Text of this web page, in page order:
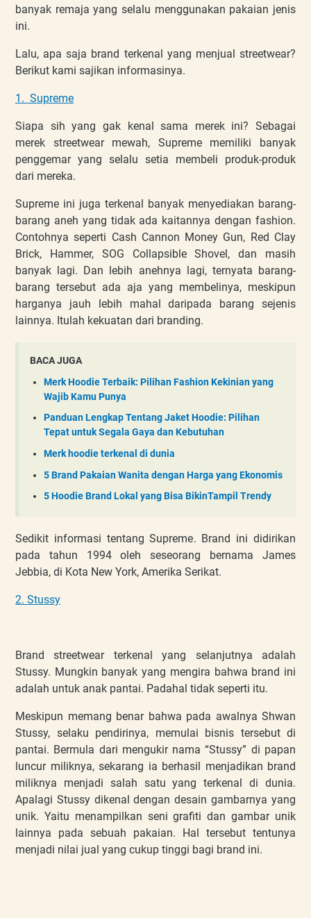
banyak remaja yang selalu menggunakan pakaian jenis
ini.
Lalu, apa saja brand terkenal yang menjual streetwear?
Berikut kami sajikan informasinya.
1. Supreme
Siapa sih yang gak kenal sama merek ini? Sebagai
merek streetwear mewah, Supreme memiliki banyak
penggemar yang selalu setia membeli produk-produk
dari mereka.
Supreme ini juga terkenal banyak menyediakan barang-
barang aneh yang tidak ada kaitannya dengan fashion.
Contohnya seperti Cash Cannon Money Gun, Red Clay
Brick, Hammer, SOG Collapsible Shovel, dan masih
banyak lagi. Dan lebih anehnya lagi, ternyata barang-
barang tersebut ada aja yang membelinya, meskipun
harganya jauh lebih mahal daripada barang sejenis
lainnya. Itulah kekuatan dari branding.
BACA JUGA
Merk Hoodie Terbaik: Pilihan Fashion Kekinian yang
Wajib Kamu Punya
Panduan Lengkap Tentang Jaket Hoodie: Pilihan
Tepat untuk Segala Gaya dan Kebutuhan
Merk hoodie terkenal di dunia
5 Brand Pakaian Wanita dengan Harga yang Ekonomis
5 Hoodie Brand Lokal yang Bisa BikinTampil Trendy
Sedikit informasi tentang Supreme. Brand ini didirikan
pada tahun 1994 oleh seseorang bernama James
Jebbia, di Kota New York, Amerika Serikat.
2. Stussy
Brand streetwear terkenal yang selanjutnya adalah
Stussy. Mungkin banyak yang mengira bahwa brand ini
adalah untuk anak pantai. Padahal tidak seperti itu.
Meskipun memang benar bahwa pada awalnya Shwan
Stussy, selaku pendirinya, memulai bisnis tersebut di
pantai. Bermula dari mengukir nama “Stussy” di papan
luncur miliknya, sekarang ia berhasil menjadikan brand
miliknya menjadi salah satu yang terkenal di dunia.
Apalagi Stussy dikenal dengan desain gambarnya yang
unik. Yaitu menampilkan seni grafiti dan gambar unik
lainnya pada sebuah pakaian. Hal tersebut tentunya
menjadi nilai jual yang cukup tinggi bagi brand ini.